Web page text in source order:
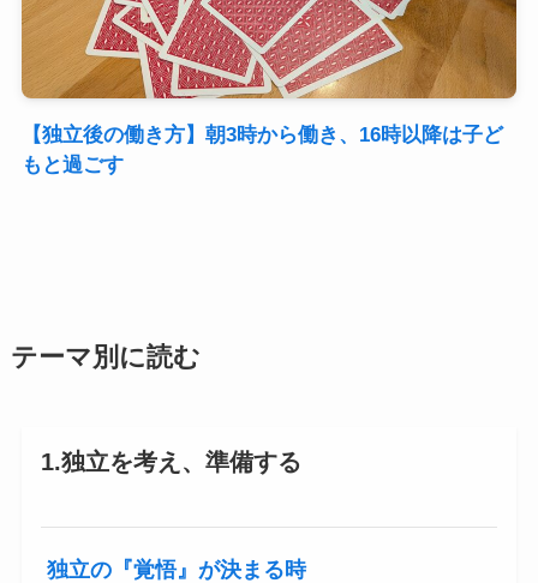
【独立後の働き方】朝3時から働き、16時以降は子ど
もと過ごす
テーマ別に読む
1.独立を考え、準備する
独立の『覚悟』が決まる時